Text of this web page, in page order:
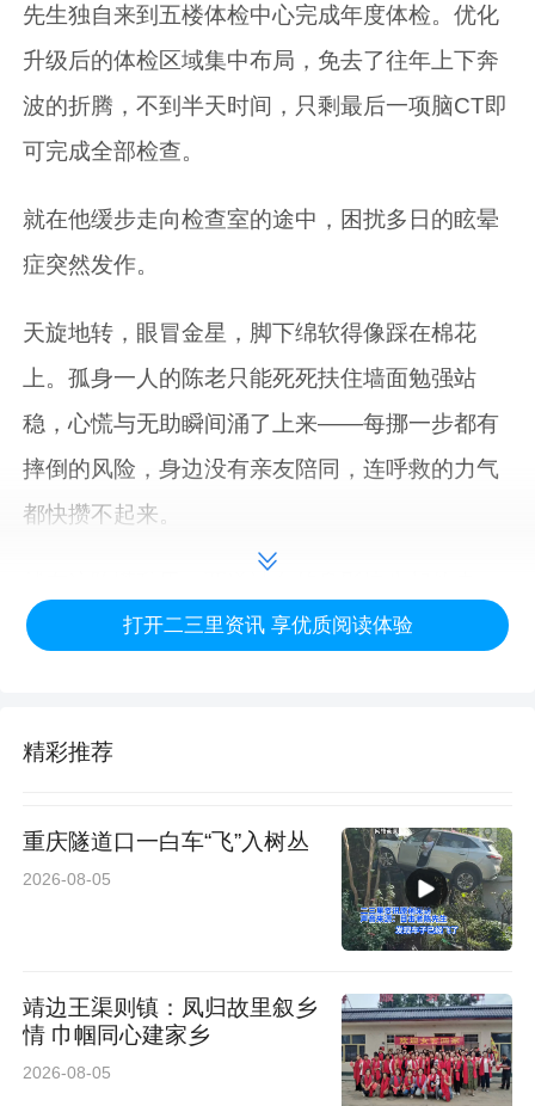
先生独自来到五楼体检中心完成年度体检。优化
升级后的体检区域集中布局，免去了往年上下奔
波的折腾，不到半天时间，只剩最后一项脑CT即
可完成全部检查。
就在他缓步走向检查室的途中，困扰多日的眩晕
症突然发作。
天旋地转，眼冒金星，脚下绵软得像踩在棉花
上。孤身一人的陈老只能死死扶住墙面勉强站
稳，心慌与无助瞬间涌了上来——每挪一步都有
摔倒的风险，身边没有亲友陪同，连呼救的力气
都快攒不起来。
来。
正在巡岗的吴佳琦与朱家怡，一眼就察觉到了老
人的异样。没有迟疑，没有观望，两人迅速上前
扶住老人，放轻语气轻声询问，听清老人突发眩
晕、无人陪同的处境后，立刻分头行动：一人协
调手头工作、推来轮椅，一人侧身托住老人的手
打开二三里资讯 享优质阅读体验
精彩推荐
重庆隧道口一白车“飞”入树丛
2026-08-05
靖边王渠则镇：凤归故里叙乡
情 巾帼同心建家乡
2026-08-05